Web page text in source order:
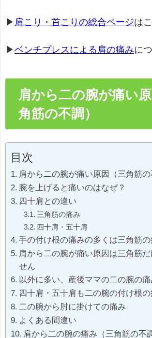
▶ 肩こり・首こりの総合ページは
▶ ベンチプレスによる肩の痛みに
肩から二の腕が痛い
角筋の不調）
目次
肩から二の腕が痛い原因（三角筋の
腕を上げると痛いのはなぜ？
四十肩との違い
三角筋の痛み
四十肩・五十肩
手の付け根の痛みの多くは三角筋の
肩から二の腕が痛い原因は三角筋だ
せん
以外に多い、産後ママの二の腕の痛
四十肩・五十肩も二の腕の付け根
二の腕から肘に掛けての痛み
よくある間違い
肩から二の腕の痛み（三角筋の不